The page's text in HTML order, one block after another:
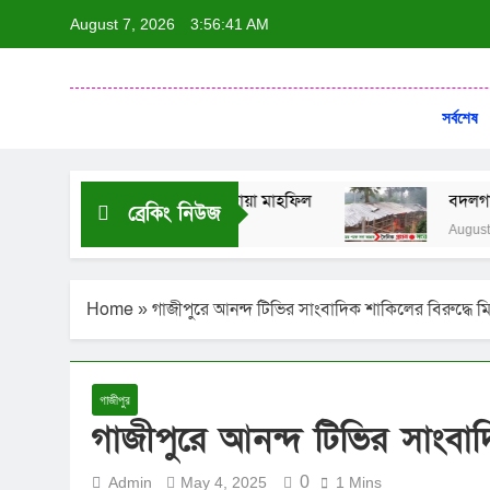
August 7, 2026 3:56:41 AM
সর্বশেষ
ব্রেকিং নিউজ
আলোচনা সভা ও দোয়া মাহফিল বদলগাছীতে
August 6, 2026
Home»গাজীপুরে আনন্দ টিভির সাংবাদিক শাকিলের বিরুদ্ধে
গাজীপুর
গাজীপুরে আনন্দ টিভির
Admin May 4, 2025 0 1 Mins